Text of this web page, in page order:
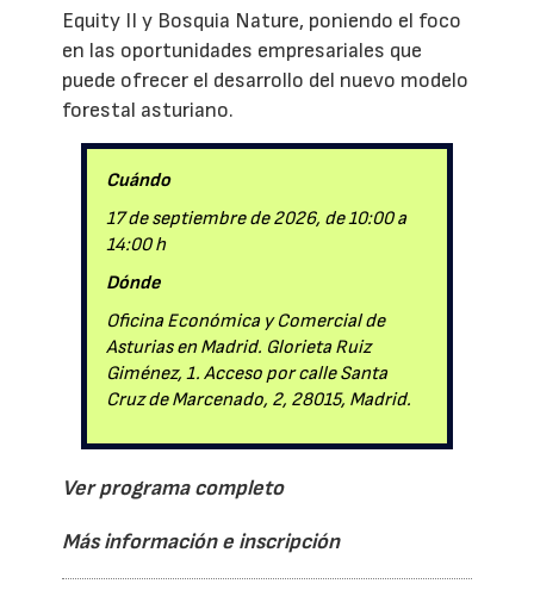
Equity II y Bosquia Nature, poniendo el foco
en las oportunidades empresariales que
puede ofrecer el desarrollo del nuevo modelo
forestal asturiano.
Cuándo
17 de septiembre de 2026, de 10:00 a
14:00 h
Dónde
Oficina Económica y Comercial de
Asturias en Madrid. Glorieta Ruiz
Giménez, 1. Acceso por calle Santa
Cruz de Marcenado, 2, 28015, Madrid.
Ver programa completo
Más información e inscripción